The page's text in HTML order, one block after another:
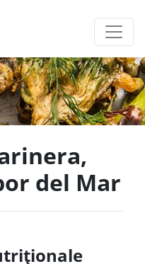
del Mar